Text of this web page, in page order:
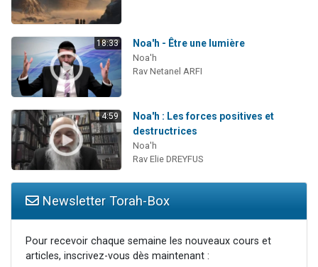
18:33 Noa'h - Être une lumière
Noa'h
Rav Netanel ARFI
4:59
Noa'h : Les forces positives et
destructrices
Noa'h
Rav Elie DREYFUS
Newsletter Torah-Box
Pour recevoir chaque semaine les nouveaux cours et
articles, inscrivez-vous dès maintenant :